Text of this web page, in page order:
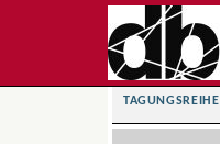
TAGUNGSREIHE